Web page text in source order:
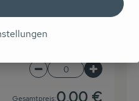
Artikelanzahl
Gesamtpreis: